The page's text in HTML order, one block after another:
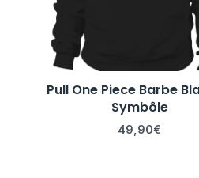
Pull One Piece Barbe
Symbôle
49,90€